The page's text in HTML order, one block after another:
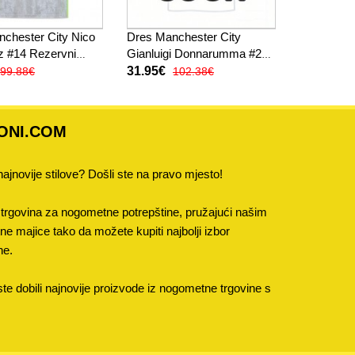
City Nico
#14 Rezervni
Rukav
99.88€
Dres Manchester City
Gianluigi Donnarumma #25
Golmanski Gostujuci 2025-
31.95€ 102.38€
stilove? Došli ste na pravo mjesto!
za nogometne potrepštine, pružajući našim
majice tako da možete kupiti najbolji izbor
dobili najnovije proizvode iz nogometne trgovine s